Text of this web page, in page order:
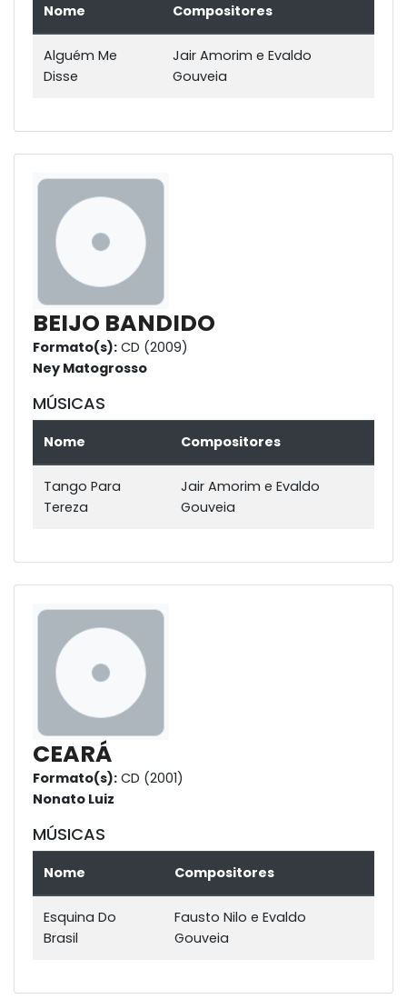
Nome Compositores
Alguém Me
Disse
Jair Amorim e Evaldo
Gouveia
BEIJO BANDIDO
Formato(s): CD (2009)
Ney Matogrosso
MÚSICAS
Nome Compositores
Tango Para
Tereza
Jair Amorim e Evaldo
Gouveia
CEARÁ
Formato(s): CD (2001)
Nonato Luiz
MÚSICAS
Nome Compositores
Esquina Do
Brasil
Fausto Nilo e Evaldo
Gouveia